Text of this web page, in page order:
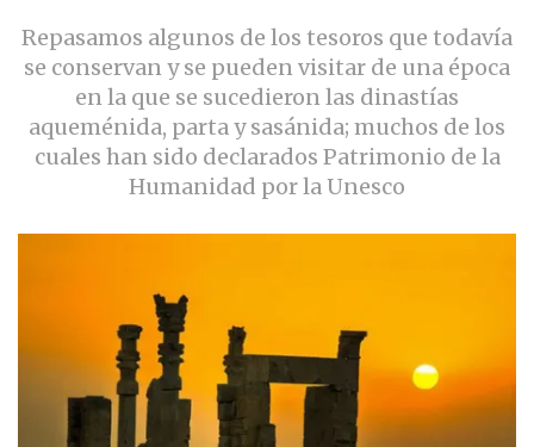
Repasamos algunos de los tesoros que todavía
se conservan y se pueden visitar de una época
en la que se sucedieron las dinastías
aqueménida, parta y sasánida; muchos de los
cuales han sido declarados Patrimonio de la
Humanidad por la Unesco